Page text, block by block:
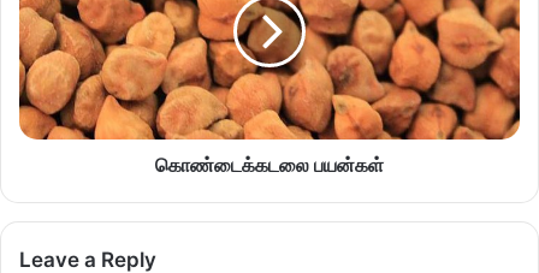
கொண்டைக்கடலை பயன்கள்
Leave a Reply